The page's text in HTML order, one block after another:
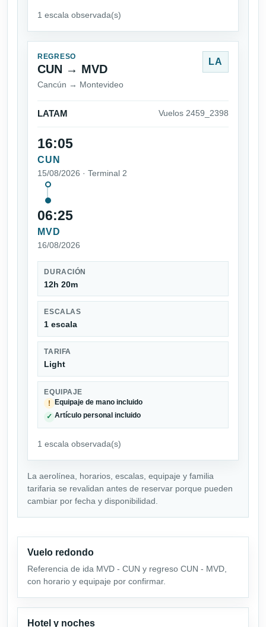
1 escala observada(s)
REGRESO
CUN → MVD
Cancún → Montevideo
LA
LATAM Vuelos 2459_2398
16:05
CUN
15/08/2026 · Terminal 2
06:25
MVD
16/08/2026
DURACIÓN
12h 20m
ESCALAS
1 escala
TARIFA
Light
EQUIPAJE
!
Equipaje de mano incluido
✓ Artículo personal incluido
1 escala observada(s)
La aerolínea, horarios, escalas, equipaje y familia
tarifaria se revalidan antes de reservar porque pueden
cambiar por fecha y disponibilidad.
Vuelo redondo
Referencia de ida MVD - CUN y regreso CUN - MVD,
con horario y equipaje por confirmar.
Hotel y noches